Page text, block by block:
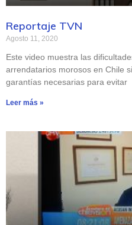
Reportaje TVN
Agosto 11, 2020
Este video muestra las
arrendatarios morosos en Chile
garantías necesarias para evitar
Leer más »